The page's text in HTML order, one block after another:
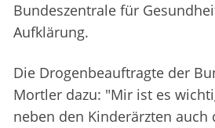
Bundeszentrale für
Aufklärung.
Die Drogenbeauftragte der
Mortler dazu: "Mir ist es
neben den Kinderärzten auch